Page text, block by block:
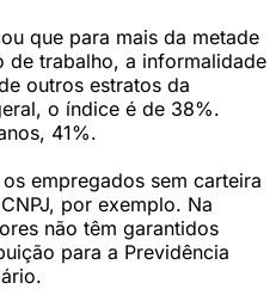
que para mais da metade
trabalho, a informalidade
outros estratos da
o índice é de 38%.
41%.
empregados sem carteira
por exemplo. Na
não têm garantidos
para a Previdência